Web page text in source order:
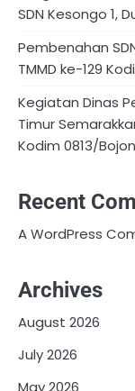
SDN Kesongo 1,
Pembenahan
TMMD ke-129
Kegiatan Dinas
Timur
Kodim 0813/
Recent
A WordPress
Archives
August 2026
July 2026
May 2026